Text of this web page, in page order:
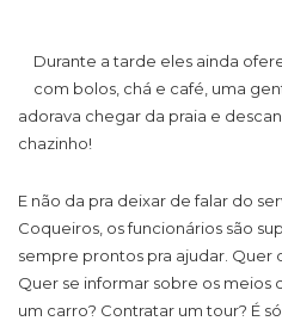
Durante a tarde eles ainda
com bolos, chá e café, uma
adorava chegar da praia e
chazinho!
E não da pra deixar de falar do
Coqueiros, os funcionários são
sempre prontos pra ajudar. Quer
Quer se informar sobre os
um carro? Contratar um tour? É